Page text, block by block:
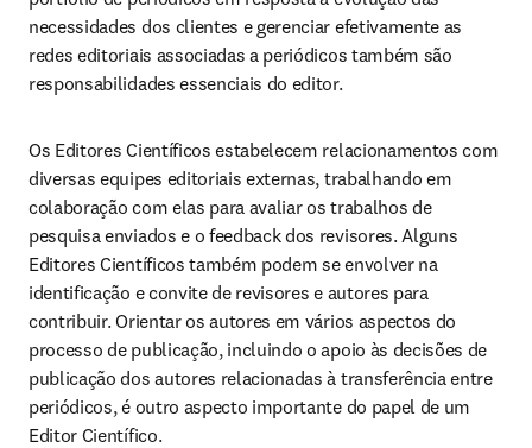
necessidades dos clientes e gerenciar efetivamente as
redes editoriais associadas a periódicos também são
responsabilidades essenciais do editor.
Os Editores Científicos estabelecem relacionamentos com
diversas equipes editoriais externas, trabalhando em
colaboração com elas para avaliar os trabalhos de
pesquisa enviados e o feedback dos revisores. Alguns
Editores Científicos também podem se envolver na
identificação e convite de revisores e autores para
contribuir. Orientar os autores em vários aspectos do
processo de publicação, incluindo o apoio às decisões de
publicação dos autores relacionadas à transferência entre
periódicos, é outro aspecto importante do papel de um
Editor Científico.